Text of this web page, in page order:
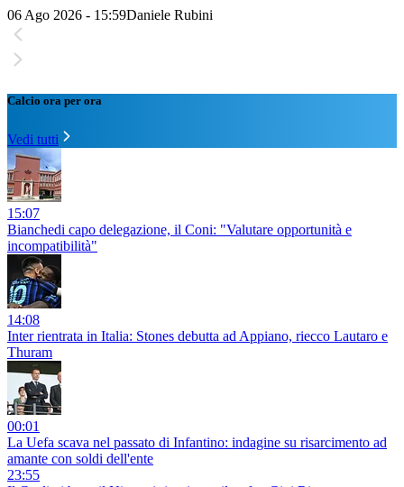
06 Ago 2026 - 15:59Daniele Rubini
Calcio ora per ora
Vedi tutti
15:07
Bianchedi capo delegazione, il Coni: "Valutare opportunità e
incompatibilità"
14:08
Inter rientrata in Italia: Stones debutta ad Appiano, riecco Lautaro e
Thuram
00:01
La Uefa scava nel passato di Infantino: indagine su risarcimento ad
amante con soldi dell'ente
23:55